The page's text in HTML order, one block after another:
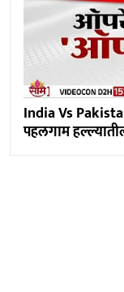
India Vs
पहलगाम